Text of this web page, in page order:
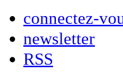
connectez-
newsletter
RSS